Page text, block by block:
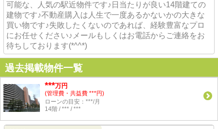
可能な、人気の駅近物件です♪日当たりが良い14階建ての
建物です♪不動産購入は人生で一度あるかないかの大きな
買い物です♪失敗したくないのであれば、経験豊富なプロ
にお任せください♪メールもしくはお電話からご連絡をお
待ちしております(*^^*)
過去掲載物件一覧
***万円
(管理費・共益費 ***円)
ローンの目安：***/月
14階 / *** / ***